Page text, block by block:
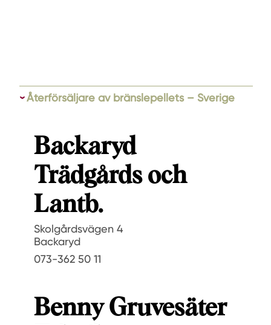
Återförsäljare av bränslepellets – Sverige
Backaryd
Trädgårds och
Lantb.
Skolgårdsvägen 4
Backaryd
073-362 50 11
Benny Gruvesäter